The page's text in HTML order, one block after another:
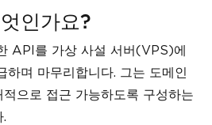
인가요?
API를 가상 사설 서버(VPS)에
하며 마무리합니다. 그는 도메인
으로 접근 가능하도록 구성하는